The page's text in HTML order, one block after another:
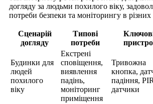
догляду за людьми похилого віку,
потреби безпеки та моніторингу в різних
Сценарій
догляду
Типові
потреби
Будинки для
людей
похилого
віку
Екстрені
сповіщення,
виявлення
падінь,
моніторинг
приміщення
Тривожна
кнопка,
падіння,
датчики